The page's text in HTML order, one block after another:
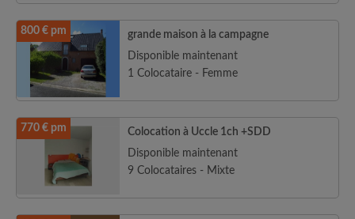
800 € pm
grande maison à la campagne
Disponible maintenant
1 Colocataire - Femme
770 € pm
Colocation à Uccle 1ch +SDD
Disponible maintenant
9 Colocataires - Mixte